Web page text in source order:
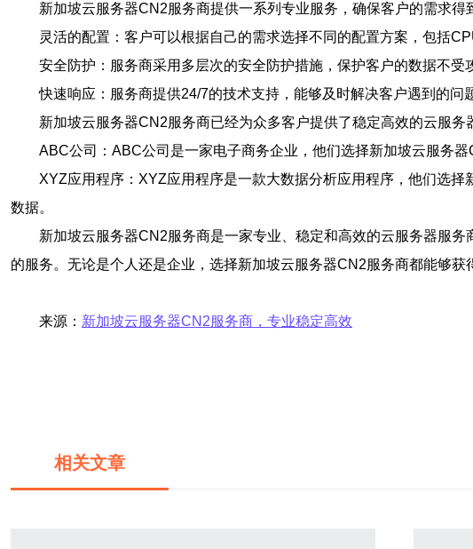
新加坡云服务器CN2服务商提供一系列专业服务，确保客户的需求得
灵活的配置：客户可以根据自己的需求选择不同的配置方案，包括
安全防护：服务商采用多层次的安全防护措施，保护客户的数据不受
快速响应：服务商提供24/7的技术支持，能够及时解决客户遇到的问
新加坡云服务器CN2服务商已经为众多客户提供了稳定高效的云服务
ABC公司：ABC公司是一家电子商务企业，他们选择新加坡云服务
XYZ应用程序：XYZ应用程序是一款大数据分析应用程序，他们选
数据。
新加坡云服务器CN2服务商是一家专业、稳定和高效的云服务器服
的服务。无论是个人还是企业，选择新加坡云服务器CN2服务商都能够获
来源： 新加坡云服务器CN2服务商，专业稳定高效
相关文章